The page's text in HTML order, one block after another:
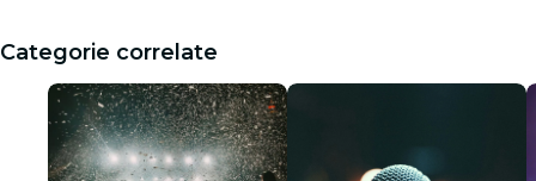
Categorie correlate